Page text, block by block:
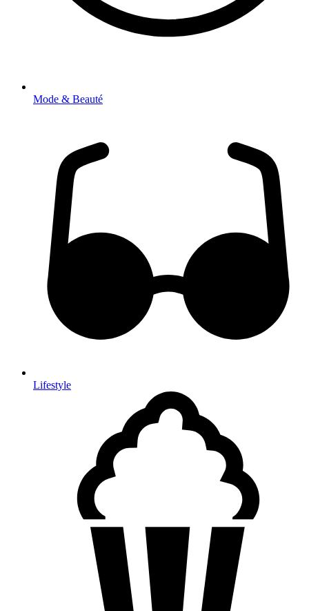
Mode & Beauté
Lifestyle